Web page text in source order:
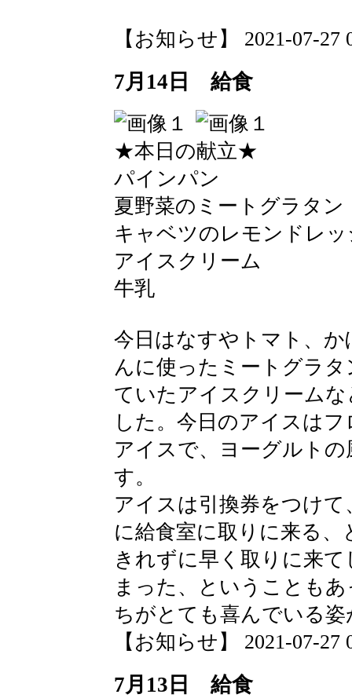
【お知らせ】 2021-07-27
7月14日 給食
★本日の献立★
パインパン
夏野菜のミートグラタン
キャベツのレモンドレ
アイスクリーム
牛乳
今日はなすやトマト、
んに使ったミートグラ
ていたアイスクリーム
した。今日のアイスは
アイスで、ヨーグルト
す。
アイスは引換券をつけ
に給食室に取りに来る
きれずに早く取りに来
まった、ということも
ちがとても喜んでいる
【お知らせ】 2021-07-27
7月13日 給食